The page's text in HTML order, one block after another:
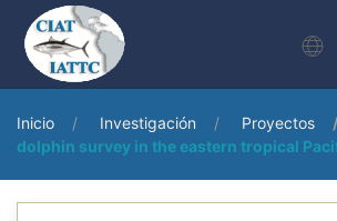
Inicio Investigación Proyectos
dolphin survey in the eastern tropical